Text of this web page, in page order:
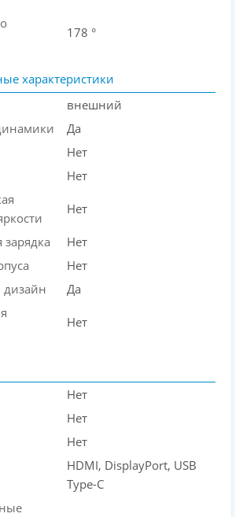
178 °
характеристики
внешний
Да
Нет
Нет
Нет
зарядка
Нет
Нет
Да
Нет
Нет
Нет
Нет
HDMI, DisplayPort, USB
Type-C